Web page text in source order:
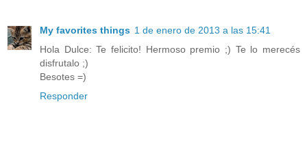
My favorites things 1 de enero de 2013 a las 15:41
Hola Dulce: Te felicito! Hermoso premio ;) Te lo merecés
disfrutalo ;)
Besotes =)
Responder